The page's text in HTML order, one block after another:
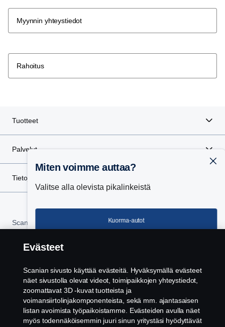
Myynnin yhteystiedot
Rahoitus
Miten voimme auttaa?
Valitse alla olevista pikalinkeistä
Kuorma-autot
Erillismoottorit
Tuotteet
Palvelut
Tietoja Scaniasta
Scania in Your Region:
Lakitiedot
Tietosuojalausunto
Evästeet
Scanian sivusto käyttää evästeitä. Hyväksymällä evästeet
näet sivustolla olevat videot, toimipaikkojen yhteystiedot,
zoomattavat 3D -kuvat tuotteista ja
voimansiirtolinjakomponenteista, sekä mm. ajantasaisen
listan avoimista työpaikoistamme. Evästeiden avulla näet
myös todennäköisemmin juuri sinun yritystäsi hyödyttävät